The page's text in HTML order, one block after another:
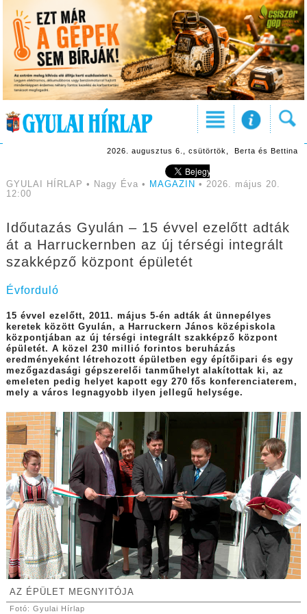
2026. augusztus 6., csütörtök, Berta és Bettina
GYULAI HÍRLAP • Nagy Éva • MAGAZIN • 2026. május 20.
12:00
Időutazás Gyulán – 15 évvel ezelőtt adták
át a Harruckernben az új térségi integrált
szakképző központ épületét
Évforduló
15 évvel ezelőtt, 2011. május 5-én adták át ünnepélyes
keretek között Gyulán, a Harruckern János középiskola
központjában az új térségi integrált szakképző központ
épületét. A közel 230 millió forintos beruházás
eredményeként létrehozott épületben egy építőipari és egy
mezőgazdasági gépszerelői tanműhelyt alakítottak ki, az
emeleten pedig helyet kapott egy 270 fős konferenciaterem,
mely a város legnagyobb ilyen jellegű helysége.
AZ ÉPÜLET MEGNYITÓJA
Fotó: Gyulai Hírlap